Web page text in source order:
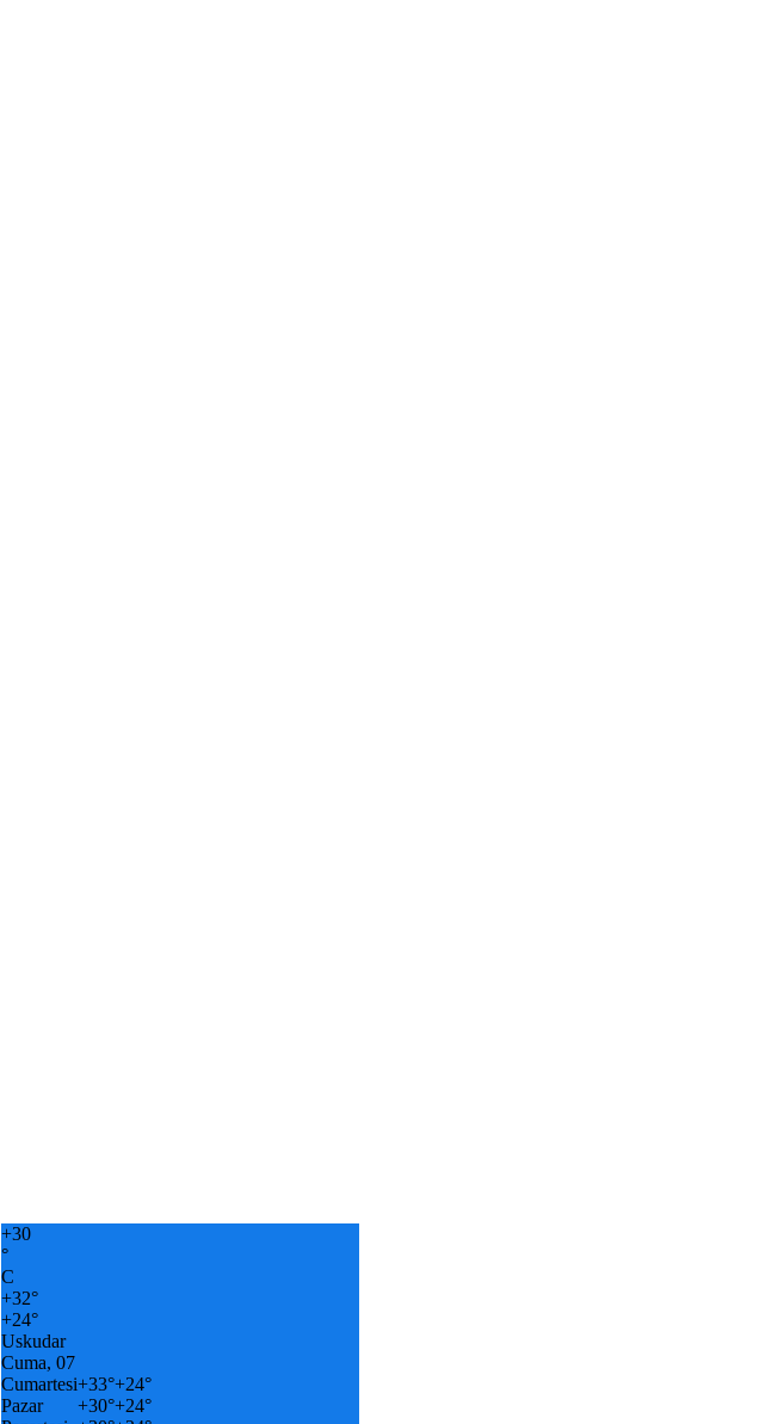
+30
°
C
+32°
+24°
Uskudar
Cuma, 07
Cumartesi+33°+24°
Pazar
+30°+24°